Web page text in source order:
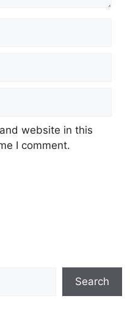
website in this
I comment.
Search